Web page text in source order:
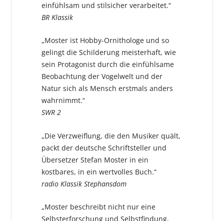
einfühlsam und stilsicher verarbeitet.“
BR Klassik
„Moster ist Hobby-Ornithologe und so
gelingt die Schilderung meisterhaft, wie
sein Protagonist durch die einfühlsame
Beobachtung der Vogelwelt und der
Natur sich als Mensch erstmals anders
wahrnimmt.“
SWR 2
„Die Verzweiflung, die den Musiker quält,
packt der deutsche Schriftsteller und
Übersetzer Stefan Moster in ein
kostbares, in ein wertvolles Buch.“
radio Klassik Stephansdom
„Moster beschreibt nicht nur eine
Selbsterforschung und Selbstfindung,